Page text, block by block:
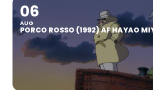
06
AUG
PORCO ROSSO (1992) AF HAYAO